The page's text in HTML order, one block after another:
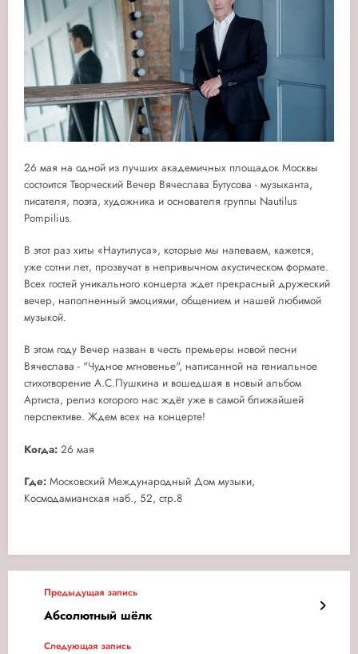
26 мая на одной из лучших академичных площадок Москвы
состоится Творческий Вечер Вячеслава Бутусова - музыканта,
писателя, поэта, художника и основателя группы Nautilus
Pompilius.
В этот раз хиты «Наутилуса», которые мы напеваем, кажется,
уже сотни лет, прозвучат в непривычном акустическом формате.
Всех гостей уникального концерта ждет прекрасный дружеский
вечер, наполненный эмоциями, общением и нашей любимой
музыкой.
В этом году Вечер назван в честь премьеры новой песни
Вячеслава - "Чудное мгновенье", написанной на гениальное
стихотворение А.С.Пушкина и вошедшая в новый альбом
Артиста, релиз которого нас ждёт уже в самой ближайшей
перспективе. Ждем всех на концерте!
Когда: 26 мая
Где: Московский Международный Дом музыки,
Космодамианская наб., 52, стр.8
Предыдущая запись
Абсолютный шёлк
Следующая запись